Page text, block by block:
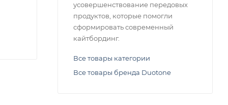
усовершенствование передовых
продуктов, которые помогли
сформировать современный
кайтбординг.
Все товары категории
Все товары бренда Duotone